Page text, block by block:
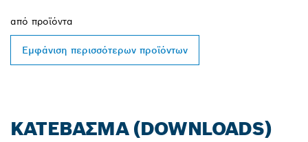
από προϊόντα
Εμφάνιση περισσότερων προϊόντων
ΚΑΤΈΒΑΣΜΑ (DOWNLOADS)